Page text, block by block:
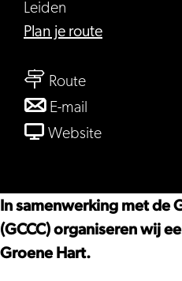
Leiden
Plan je routenaar
Routenaar
Pride
Leiden,
Car
Rally
E-mail
Pride
Classic
Car
Websitevan
Gay
Classic
In samenwerking met de
(GCCC) organiseren wij
Groene Hart.